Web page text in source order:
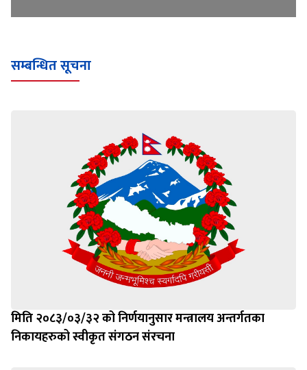
सम्बन्धित सूचना
मिति २०८३/०३/३२ को निर्णयानुसार मन्त्रालय अन्तर्गतका
निकायहरुको स्वीकृत संगठन संरचना